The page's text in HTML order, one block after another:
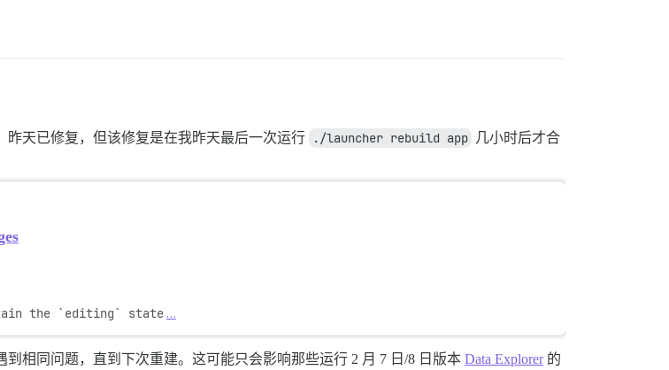
天已修复，但该修复是在我昨天最后一次运行 ./launcher rebuild app 几小时后才合
the `editing` state …
相同问题，直到下次重建。这可能只会影响那些运行 2 月 7 日/8 日版本 Data Explorer的